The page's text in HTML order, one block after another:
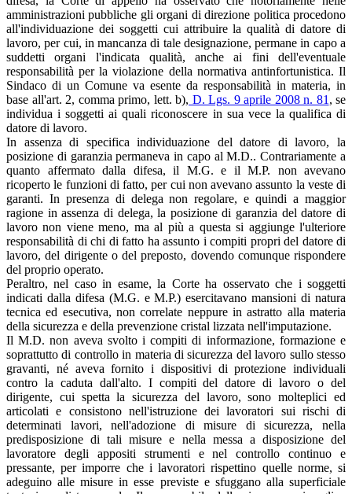
amministrazioni pubbliche gli organi di direzione politica procedono
all'individuazione dei soggetti cui attribuire la qualità di datore di
lavoro, per cui, in mancanza di tale designazione, permane in capo a
suddetti organi l'indicata qualità, anche ai fini dell'eventuale
responsabilità per la violazione della normativa antinfortunistica. Il
Sindaco di un Comune va esente da responsabilità in materia, in
base all'art. 2, comma primo, lett. b), D. Lgs. 9 aprile 2008 n. 81 , se
individua i soggetti ai quali riconoscere in sua vece la qualifica di
datore di lavoro.
In assenza di specifica individuazione del datore di lavoro, la
posizione di garanzia permaneva in capo al M.D.. Contrariamente a
quanto affermato dalla difesa, il M.G. e il M.P. non avevano
ricoperto le funzioni di fatto, per cui non avevano assunto la veste di
garanti. In presenza di delega non regolare, e quindi a maggior
ragione in assenza di delega, la posizione di garanzia del datore di
lavoro non viene meno, ma al più a questa si aggiunge l'ulteriore
responsabilità di chi di fatto ha assunto i compiti propri del datore di
lavoro, del dirigente o del preposto, dovendo comunque rispondere
del proprio operato.
Peraltro, nel caso in esame, la Corte ha osservato che i soggetti
indicati dalla difesa (M.G. e M.P.) esercitavano mansioni di natura
tecnica ed esecutiva, non correlate neppure in astratto alla materia
della sicurezza e della prevenzione cristal­ lizzata nell'imputazione.
Il M.D. non aveva svolto i compiti di informazione, formazione e
soprattutto di controllo in materia di sicurezza del lavoro sullo stesso
gravanti, né aveva fornito i dispositivi di protezione individuali
contro la caduta dall'alto. I compiti del datore di lavoro o del
dirigente, cui spetta la sicurezza del lavoro, sono molteplici ed
articolati e consistono nell'istruzione dei lavoratori sui rischi di
determinati lavori, nell'adozione di misure di sicurezza, nella
predisposizione di tali misure e nella messa a disposizione del
lavoratore degli appositi strumenti e nel controllo continuo e
pressante, per imporre che i lavoratori rispettino quelle norme, si
adeguino alle misure in esse previste e sfuggano alla superficiale